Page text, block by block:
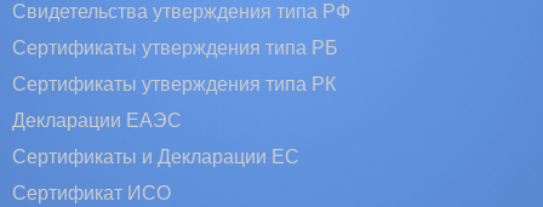
Свидетельства утверждения типа РФ
Сертификаты утверждения типа РБ
Сертификаты утверждения типа РК
Декларации ЕАЭС
Сертификаты и Декларации EC
Сертификат ИСО